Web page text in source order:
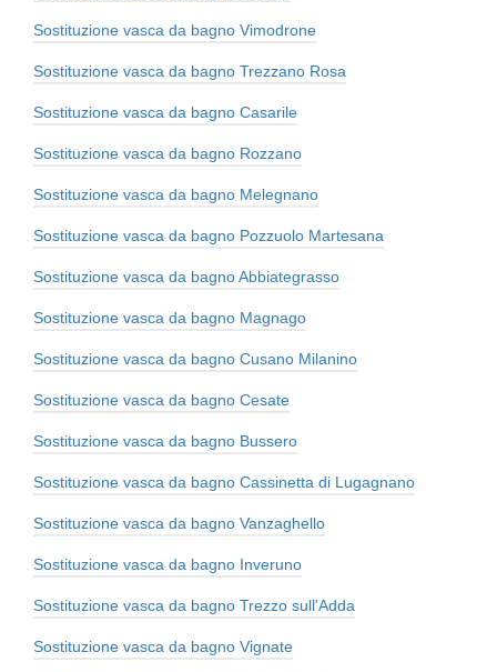
Sostituzione vasca da bagno Vimodrone
Sostituzione vasca da bagno Trezzano Rosa
Sostituzione vasca da bagno Casarile
Sostituzione vasca da bagno Rozzano
Sostituzione vasca da bagno Melegnano
Sostituzione vasca da bagno Pozzuolo Martesana
Sostituzione vasca da bagno Abbiategrasso
Sostituzione vasca da bagno Magnago
Sostituzione vasca da bagno Cusano Milanino
Sostituzione vasca da bagno Cesate
Sostituzione vasca da bagno Bussero
Sostituzione vasca da bagno Cassinetta di Lugagnano
Sostituzione vasca da bagno Vanzaghello
Sostituzione vasca da bagno Inveruno
Sostituzione vasca da bagno Trezzo sull'Adda
Sostituzione vasca da bagno Vignate